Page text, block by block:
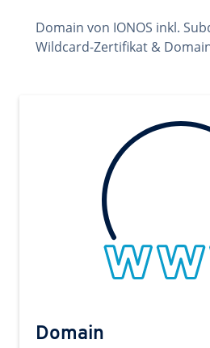
Domain von IONOS inkl.
Wildcard-Zertifikat &
Domain